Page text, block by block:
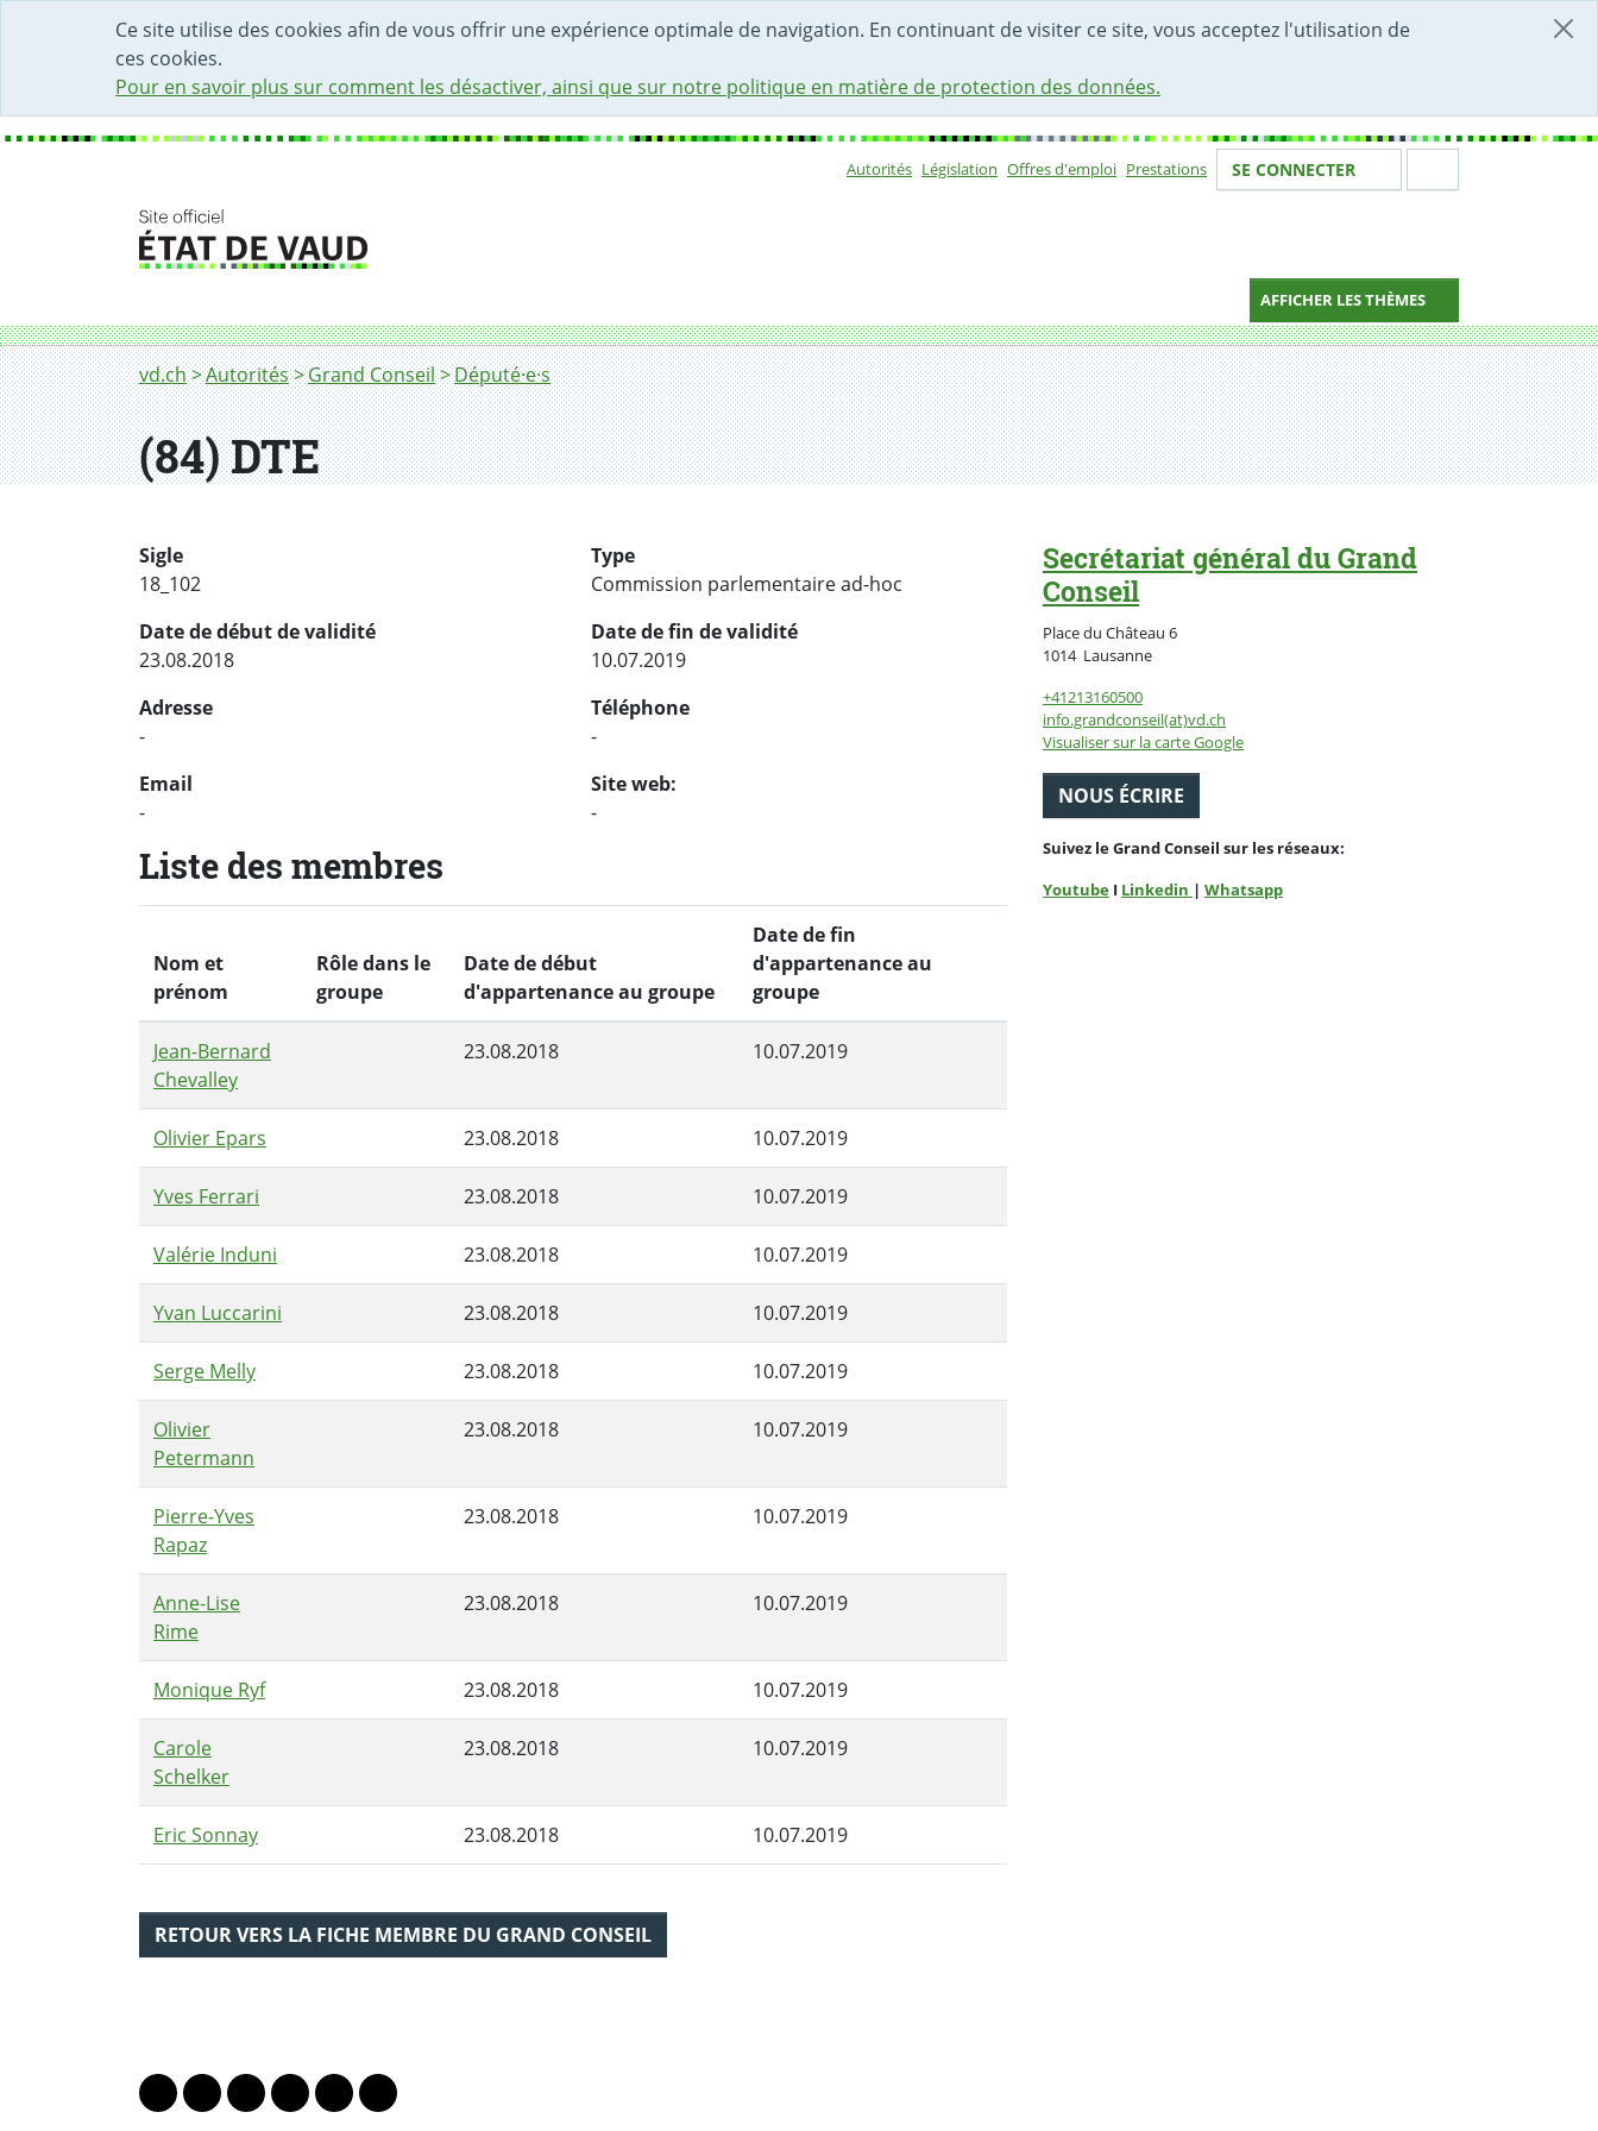
Ce site utilise des cookies afin de vous offrir une expérience optimale de navigation. En continuant de visiter ce site, vous acceptez l'utilisation de
ces cookies.
Pour en savoir plus sur comment les désactiver, ainsi que sur notre politique en matière de protection des données.
DÉBUT DU CONTENU DE LA PAGE
ACCÈS AU CHAMP DE RECHERCHE
PAGE D'ACCUEIL
FORMULAIRE DE CONTACT
Autorités Législation Offres d'emploi Prestations Votre identité
SE CONNECTER
AFFICHER LES THÈMES
Fil d'Ariane
vd.ch Autorités Grand Conseil Député·e·s
(84) DTE
Sigle
18_102
Type
Commission parlementaire ad-hoc
Date de début de validité
23.08.2018
Date de fin de validité
10.07.2019
Adresse
-
Téléphone
-
Email
-
Site web:
-
Liste des membres
Nom et
prénom
Rôle dans le
groupe
Date de début
d'appartenance au groupe
Date de fin
d'appartenance au
groupe
Jean-Bernard
Chevalley
23.08.2018 10.07.2019
Olivier Epars 23.08.2018 10.07.2019
Yves Ferrari 23.08.2018 10.07.2019
Valérie Induni 23.08.2018 10.07.2019
Yvan Luccarini 23.08.2018 10.07.2019
Serge Melly 23.08.2018 10.07.2019
Olivier
Petermann
23.08.2018 10.07.2019
Pierre-Yves
Rapaz
23.08.2018 10.07.2019
Anne-Lise
Rime
23.08.2018 10.07.2019
Monique Ryf 23.08.2018 10.07.2019
Carole
Schelker
23.08.2018 10.07.2019
Eric Sonnay 23.08.2018 10.07.2019
RETOUR VERS LA FICHE MEMBRE DU GRAND CONSEIL
Secrétariat général du Grand
Conseil
Place du Château 6
1014 LausanneSuisse
+41213160500
info.grandconseil(at)vd.ch
Visualiser sur la carte Google
NOUS ÉCRIRE
Suivez le Grand Conseil sur les réseaux:
Youtube I Linkedin | Whatsapp
Lien vers le profil Mastodon
Lien vers le profil Bluesky
Lien vers le profil Instagram
Lien vers le profil Linkedin
Lien vers le profil Facebook
Lien vers le profil Twitter